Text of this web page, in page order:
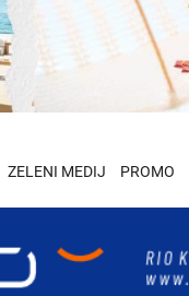
ZELENI MEDIJ PROMO